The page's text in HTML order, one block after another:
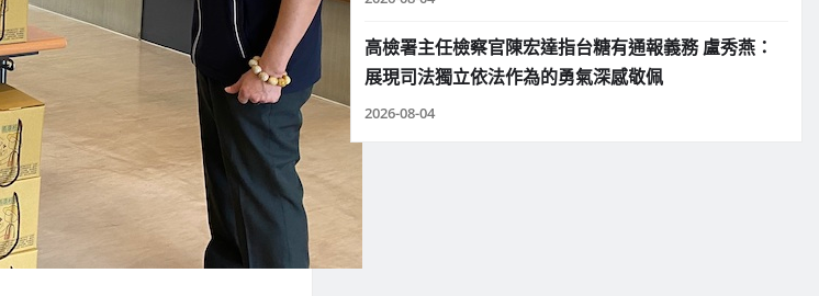
高檢署主任檢察官陳宏達指台糖有通報義務 盧秀燕：
展現司法獨立依法作為的勇氣深感敬佩
2026-08-04